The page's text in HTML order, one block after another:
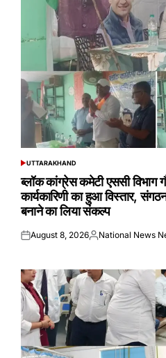
POSTED
UTTARAKHAND
ब्लॉक कांग्रेस कमेटी एससी विभाग
कार्यकारिणी का हुआ विस्तार,
बनाने का लिया संकल्प
Posted
August 8, 2026Posted
National News